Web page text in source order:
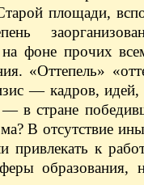
площади,
фоне прочих
«Оттепель»
— кадров, идей,
в стране
В отсутствие
привлекать к
образования,